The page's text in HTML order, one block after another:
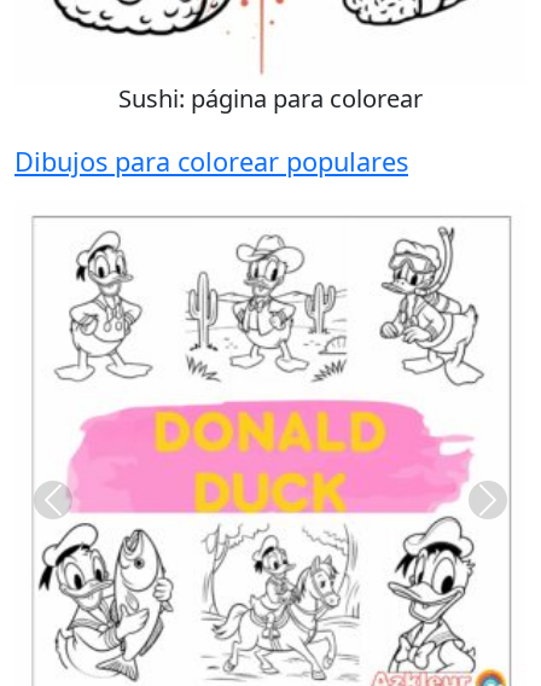
Sushi: página para colorear
Dibujos para colorear populares
Previous Next